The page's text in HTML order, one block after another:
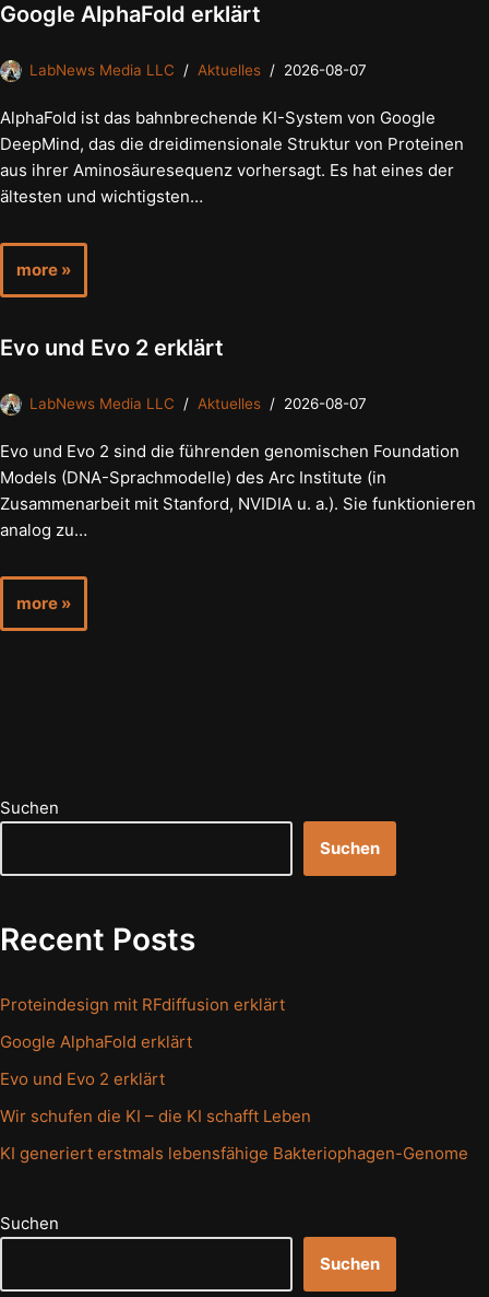
Google AlphaFold erklärt
LabNews Media LLC Aktuelles 2026-08-07
AlphaFold ist das bahnbrechende KI-System von Google
DeepMind, das die dreidimensionale Struktur von Proteinen
aus ihrer Aminosäuresequenz vorhersagt. Es hat eines der
ältesten und wichtigsten…
more »
Evo und Evo 2 erklärt
LabNews Media LLC Aktuelles 2026-08-07
Evo und Evo 2 sind die führenden genomischen Foundation
Models (DNA-Sprachmodelle) des Arc Institute (in
Zusammenarbeit mit Stanford, NVIDIA u. a.). Sie funktionieren
analog zu…
more »
Suchen
Suchen
Recent Posts
Proteindesign mit RFdiffusion erklärt
Google AlphaFold erklärt
Evo und Evo 2 erklärt
Wir schufen die KI – die KI schafft Leben
KI generiert erstmals lebensfähige Bakteriophagen-Genome
Suchen
Suchen